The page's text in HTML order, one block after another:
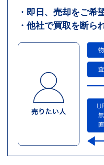
・即日、売却をご希
・他社で買取を断ら